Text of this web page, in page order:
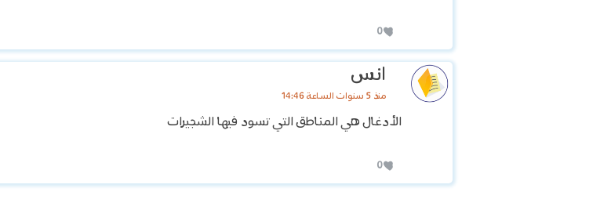
0
انس
منذ 5 سنوات الساعة 14:46
الأدغال هي المناطق التي تسود فيها الشجيرات
0